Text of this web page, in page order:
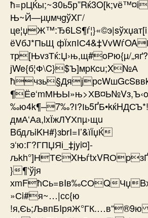
Њ~Й—µџмчgўXГ/
ёVбЈ*ПьЩ
тр[ЊvзТќ:Џ›њ,щ#oРю{µ/
јWe{б¦Ф\C}$Ъ]мpКcu;X№А
‰ю4k¶–7‰?І?Іь5ҐБ•kќHДСЪ*!
дмА‘Аа,lxЇжЛYХпµ›щu
BбдљiKН#}зbrI=I’&їЇџЌ
э‘ю:Г?ГПЏЯі_‡јyi¤]­
}¶‘ўjя
хmFћСь=вIв‰СОQ
»Сi#я~…|сс{ю